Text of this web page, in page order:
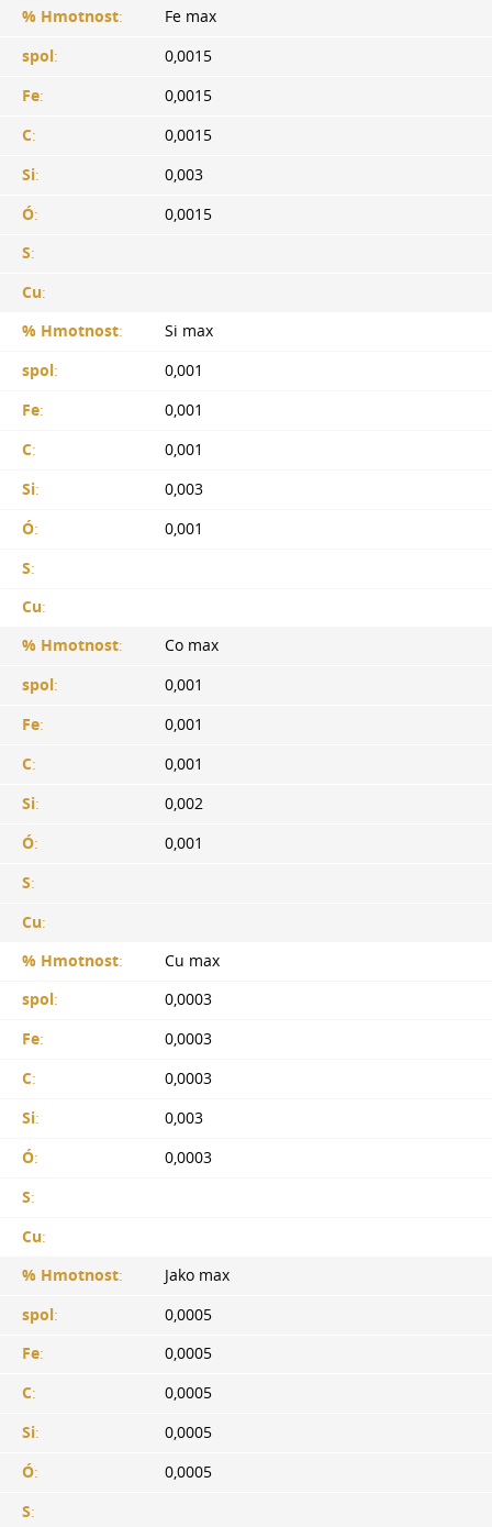
% Hmotnost:
Fe max
spol:
0,0015
Fe:
0,0015
C:
0,0015
Si:
0,003
Ó:
0,0015
S:
Cu:
% Hmotnost:
Si max
spol:
0,001
Fe:
0,001
C:
0,001
Si:
0,003
Ó:
0,001
S:
Cu:
% Hmotnost:
Co max
spol:
0,001
Fe:
0,001
C:
0,001
Si:
0,002
Ó:
0,001
S:
Cu:
% Hmotnost:
Cu max
spol :
0,0003
Fe:
0,0003
C:
0,0003
Si:
0,003
Ó:
0,0003
S:
Cu:
% Hmotnost:
Jako max
spol:
0,0005
Fe:
0,0005
C:
0,0005
Si:
0,0005
Ó:
0,0005
S: